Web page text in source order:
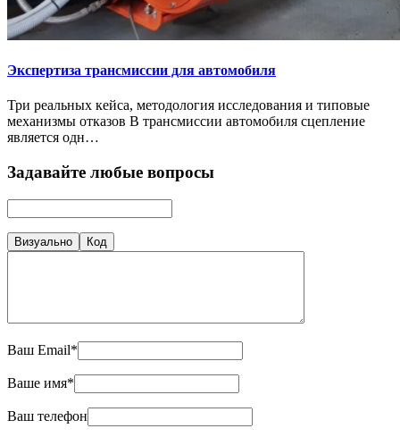
Экспертиза трансмиссии для автомобиля
Три реальных кейса, методология исследования и типовые
механизмы отказов В трансмиссии автомобиля сцепление
является одн…
Задавайте любые вопросы
Визуально Код
Ваш Email*
Ваше имя*
Ваш телефон